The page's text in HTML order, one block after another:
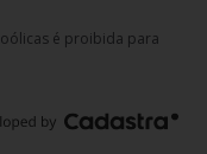
é proibida para